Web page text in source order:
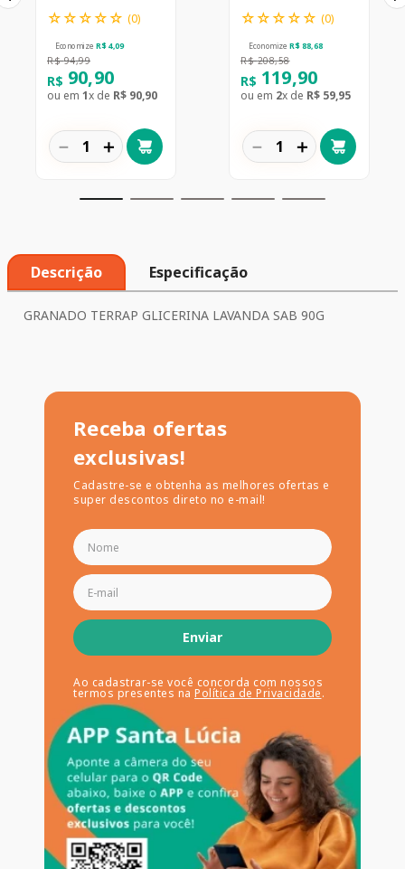
☆☆☆☆☆ (0)
Economize R$ 4,09
R$ 94,99
R$ 90,90
ou em 1x de R$ 90,90
＋
－
☆☆☆☆☆ (0)
Economize R$ 88,68
R$ 208,58
R$ 119,90
ou em 2x de R$ 59,95
＋
－
Descrição Especificação
GRANADO TERRAP GLICERINA LAVANDA SAB 90G
Receba ofertas
exclusivas!
Cadastre-se e obtenha as melhores ofertas e
super descontos direto no e-mail!
Enviar
Ao cadastrar-se você concorda com nossos
termos presentes na Política de Privacidade.